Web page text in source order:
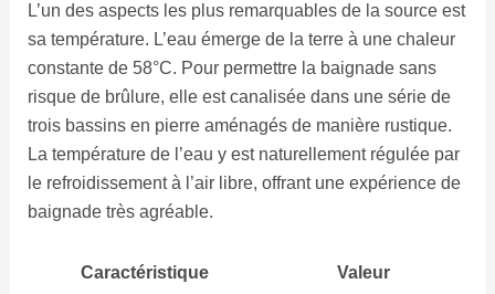
L’un des aspects les plus remarquables de la source est
sa température. L’eau émerge de la terre à une chaleur
constante de 58°C. Pour permettre la baignade sans
risque de brûlure, elle est canalisée dans une série de
trois bassins en pierre aménagés de manière rustique.
La température de l’eau y est naturellement régulée par
le refroidissement à l’air libre, offrant une expérience de
baignade très agréable.
Caractéristique
Valeur